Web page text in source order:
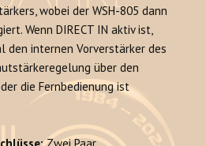
wobei der WSH-805 dann
Wenn DIRECT IN aktiv ist,
den internen Vorverstärker des
über den
die Fernbedienung ist